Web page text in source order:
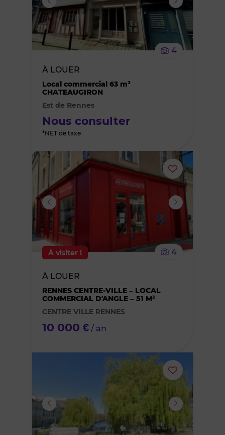
supprimer
le
4
À LOUER
Local commercial 63 m²
CHATEAUGIRON
Est de Rennes
Nous consulter
*NET de taxe
Ajouter
ou
supprimer
le
À visiter ! 4
À LOUER
RENNES CENTRE-VILLE – LOCAL
COMMERCIAL D'ANGLE – 51 M²
CENTRE VILLE RENNES
10 000 € / an
Ajouter
ou